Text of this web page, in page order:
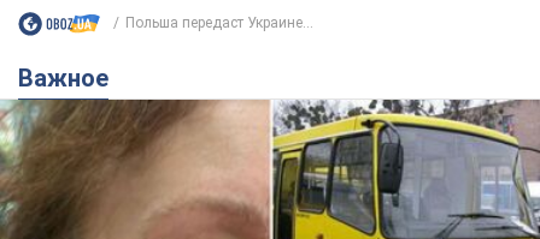
Польша передаст Украине...
Важное